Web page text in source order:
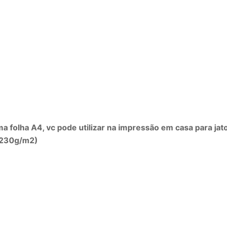
folha A4, vc pode utilizar na impressão em casa para
m2)